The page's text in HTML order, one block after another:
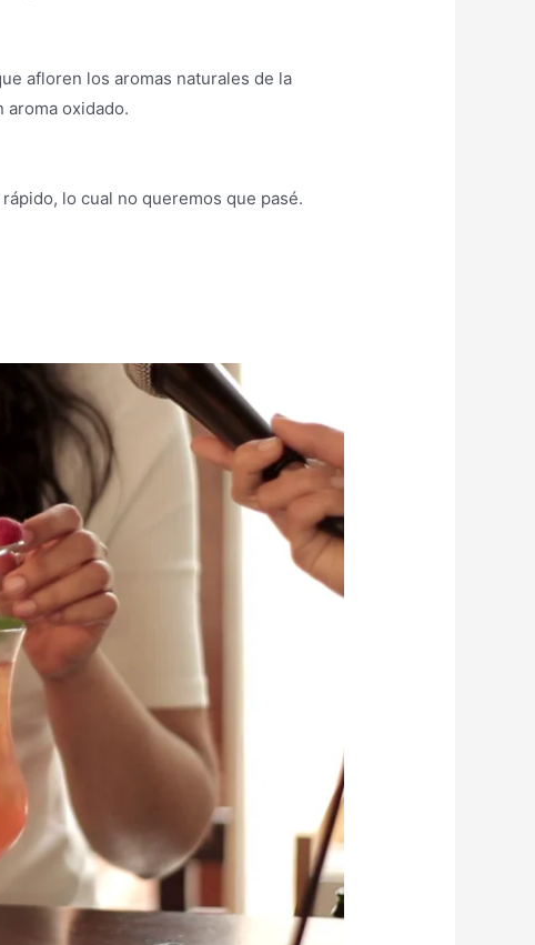
afloren los aromas naturales de la
aroma oxidado.
lo cual no queremos que pasé.